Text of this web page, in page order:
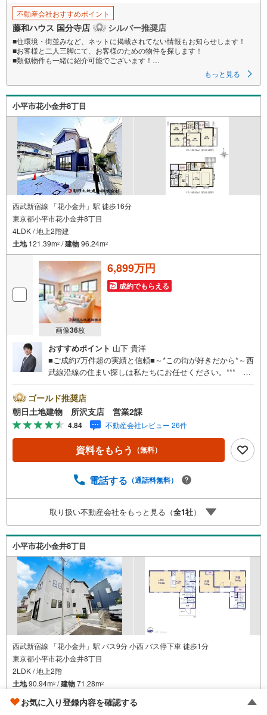
す
る
不動産会社おすすめポイント
藤和ハウス 国分寺店 シルバー推奨店
■住環境・街並みなど、ネットに掲載されてない情報もお知らせします！
■お客様と二人三脚にて、お客様のための物件を探します！
■類似物件も一緒に紹介可能でございます！
もっと見る
小平市花小金井8丁目
西武新宿線 「花小金井」駅 徒歩16分
東京都小平市花小金井8丁目
4LDK / 地上2階建
土地121.39m2 /建物96.24m2
画像36枚
6,899万円
成約でもらえる
おすすめポイント 山下 貴洋
■ご成約7万件超の実績と信頼■～*この街が好きだから*～西
武線沿線の住まい探しは私たちにお任せください。*** 住
玉・神奈川に展開。豊富な取引データと現場経験をもと
に、お客様一人ひとりに最適なご提案を行っています。
「住宅ローンが不安」「自己資金が少ないけれど購入でき
る？」「住み替えの進め方が分からない」など、購入・売
却に関するお悩みにも有資格スタッフが丁寧に対応。資金
計画の立案から契約・お引渡しまで一貫してサポートいた
件ごとのメリット・注意点をまとめたレポートもご用意し
応。まずはお気軽にご相談ください。■電車でお越しのお客
様は、西武線「所沢駅」西口より徒歩5分■お車でお越しの
お客様は、提携駐車場がございますので弊社営業スタッフ
までお尋ねください。
ゴールド推奨店
朝日土地建物 所沢支店 営業2課
4.84 不動産会社レビュー 26件
資料をもらう （無料）
電話する （通話料無料）
取り扱い不動産会社をもっと見る（全1社）
小平市花小金井8丁目
西武新宿線 「花小金井」駅 バス9分 小西 バス停下車 徒歩1分
東京都小平市花小金井8丁目
2LDK / 地上2階
土地90.94m2 /建物71.28m2
3,980万円
お気に入り登録内容を確認する